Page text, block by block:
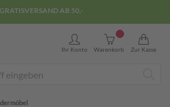
GRATISVERSAND AB 50,-
Ihr Konto Warenkorb
0
Zur Kasse